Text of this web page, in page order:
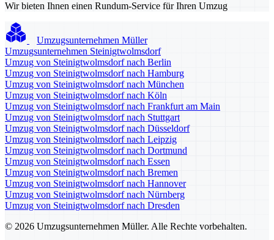
Wir bieten Ihnen einen Rundum-Service für Ihren Umzug
Umzugsunternehmen Müller
Umzugsunternehmen Steinigtwolmsdorf
Umzug von Steinigtwolmsdorf nach Berlin
Umzug von Steinigtwolmsdorf nach Hamburg
Umzug von Steinigtwolmsdorf nach München
Umzug von Steinigtwolmsdorf nach Köln
Umzug von Steinigtwolmsdorf nach Frankfurt am Main
Umzug von Steinigtwolmsdorf nach Stuttgart
Umzug von Steinigtwolmsdorf nach Düsseldorf
Umzug von Steinigtwolmsdorf nach Leipzig
Umzug von Steinigtwolmsdorf nach Dortmund
Umzug von Steinigtwolmsdorf nach Essen
Umzug von Steinigtwolmsdorf nach Bremen
Umzug von Steinigtwolmsdorf nach Hannover
Umzug von Steinigtwolmsdorf nach Nürnberg
Umzug von Steinigtwolmsdorf nach Dresden
© 2026 Umzugsunternehmen Müller. Alle Rechte vorbehalten.